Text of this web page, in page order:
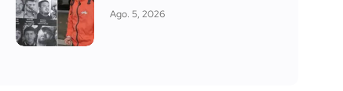
Ago. 5, 2026